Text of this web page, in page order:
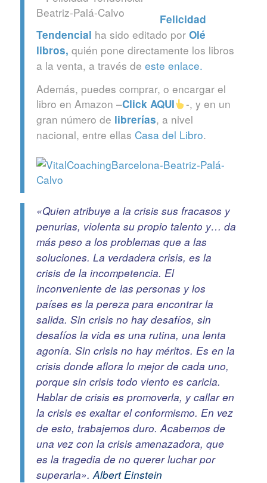
Felicidad
Tendencial ha sido editado por Olé
libros, quién pone directamente los libros
a la venta, a través de este enlace.
Además, puedes comprar, o encargar el
libro en Amazon –Click AQUI
-, y en un
gran número de librerías, a nivel
nacional, entre ellas Casa del Libro.
«Quien atribuye a la crisis sus fracasos y
penurias, violenta su propio talento y… da
más peso a los problemas que a las
soluciones. La verdadera crisis, es la
crisis de la incompetencia. El
inconveniente de las personas y los
países es la pereza para encontrar la
salida. Sin crisis no hay desafíos, sin
desafíos la vida es una rutina, una lenta
agonía. Sin crisis no hay méritos. Es en la
crisis donde aflora lo mejor de cada uno,
porque sin crisis todo viento es caricia.
Hablar de crisis es promoverla, y callar en
la crisis es exaltar el conformismo. En vez
de esto, trabajemos duro. Acabemos de
una vez con la crisis amenazadora, que
es la tragedia de no querer luchar por
superarla».Albert Einstein